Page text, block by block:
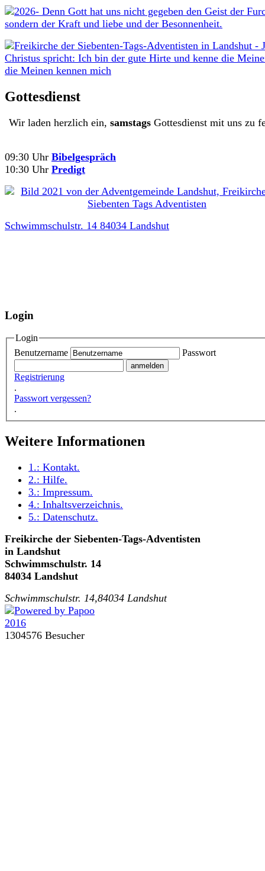
Gottesdienst
Wir laden herzlich ein, samstagsGottesdienst mit uns zu
09:30 Uhr Bibelgespräch
10:30 Uhr Predigt
Schwimmschulstr. 14 84034 Landshut
Login
Login
Benutzername
Passwort
Registrierung
.
Passwort vergessen?
.
Weitere Informationen
1.: Kontakt.
2.: Hilfe.
3.: Impressum.
4.: Inhaltsverzeichnis.
5.: Datenschutz.
Freikirche der Siebenten-Tags-Adventisten
in Landshut
Schwimmschulstr. 14
84034 Landshut
Schwimmschulstr. 14,84034 Landshut
1304576 Besucher